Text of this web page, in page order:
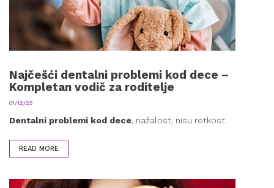
Najčešći dentalni problemi kod dece –
Kompletan vodič za roditelje
01/12/25
Dentalni problemi kod dece , nažalost, nisu retkost.
READ MORE